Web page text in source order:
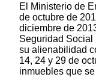
El Ministerio de
de octubre de
diciembre de
Seguridad Social
su alienabilidad
14, 24 y 29 de
inmuebles que